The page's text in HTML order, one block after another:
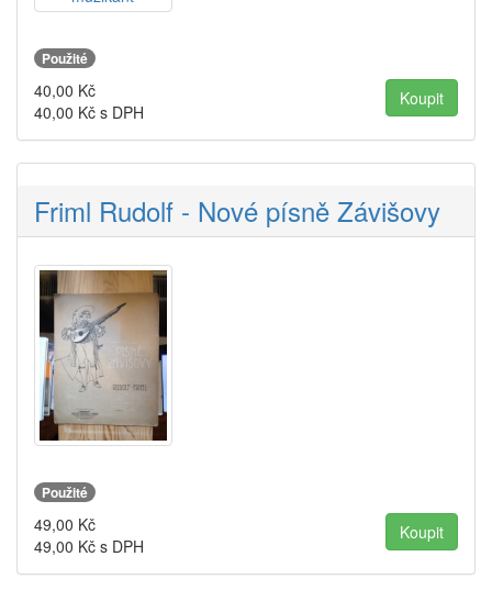
Použité
40,00 Kč
40,00 Kč s DPH
Friml Rudolf - Nové písně Závišovy
Použité
49,00 Kč
49,00 Kč s DPH